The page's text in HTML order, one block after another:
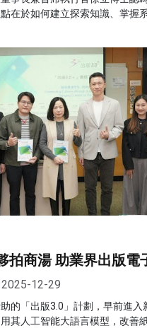
在於如何建立探索知識、掌握
拍商湯 助業界出版電
2025-12-29
的「出版3.0」計劃，早前進入
其人工智能大語言模型，改善